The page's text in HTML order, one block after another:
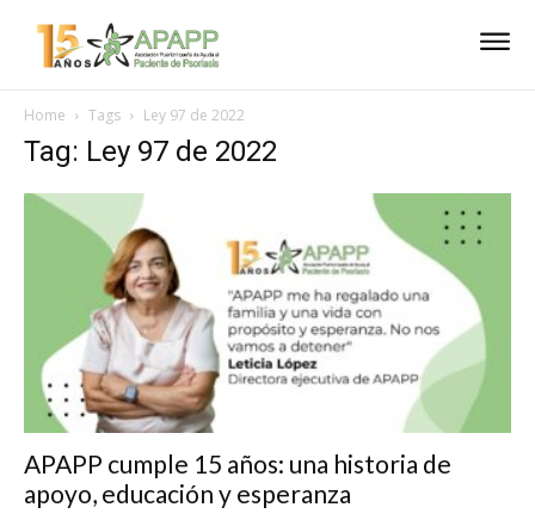
Home Tags Ley 97 de 2022
Tag: Ley 97 de 2022
APAPP cumple 15 años: una historia de
apoyo, educación y esperanza